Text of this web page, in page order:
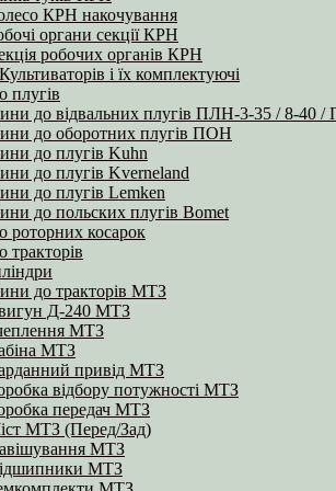
КРН накочування
органи секції КРН
робочих органів КРН
і їх комплектуючі
плугів
до відвальних плугів ПЛН-3-35 / 8-40
до оборотних плугів ПОН
до плугів Kuhn
до плугів Kverneland
до плугів Lemken
до польских плугів Bomet
роторних косарок
тракторів
до тракторів МТЗ
Д-240 МТЗ
МТЗ
МТЗ
привід МТЗ
відбору потужності МТЗ
передач МТЗ
МТЗ (Перед/Зад)
МТЗ
МТЗ